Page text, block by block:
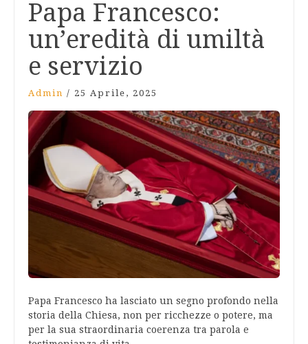
Papa Francesco:
un’eredità di umiltà
e servizio
Admin / 25 Aprile, 2025
Papa Francesco ha lasciato un segno profondo nella
storia della Chiesa, non per ricchezze o potere, ma
per la sua straordinaria coerenza tra parola e